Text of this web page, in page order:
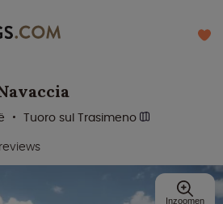
Tuoro sul Trasimeno
Inzoomen